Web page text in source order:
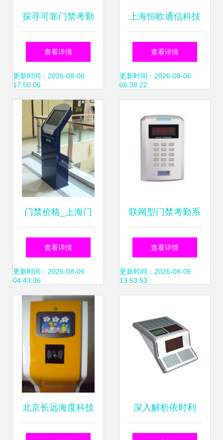
探寻可靠门禁考勤
器材与系统 批发厂
家直供下的品牌典
范
查看详情
更新时间：2026-08-06
17:50:06
上海恒欧通信科技
门禁考勤与智能安
全一体化解决方案
查看详情
更新时间：2026-08-06
06:38:22
门禁价格_上海门
禁系统安装维护_
上海闵行区门禁生
产供应商_其他门
禁考勤器材及系统
尽在搜了网
查看详情
更新时间：2026-08-06
04:43:36
联网型门禁考勤系
统的优势与应用分
析——以川良九正
查看详情
更新时间：2026-08-06
13:53:53
北京长远海度科技
幼儿园立式多媒体
深入解析依时利
ER-691C考勤门禁